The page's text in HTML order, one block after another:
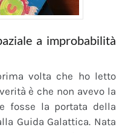
a improbabilità
volta che ho letto
è che non avevo la
fosse la portata della
Guida Galattica. Nata